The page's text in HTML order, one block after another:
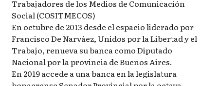
Trabajadores de los Medios de Comunicación
Social (COSITMECOS)
En octubre de 2013 desde el espacio liderado por
Francisco De Narváez, Unidos por la Libertad y el
Trabajo, renueva su banca como Diputado
Nacional por la provincia de Buenos Aires.
En 2019 accede a una banca en la legislatura